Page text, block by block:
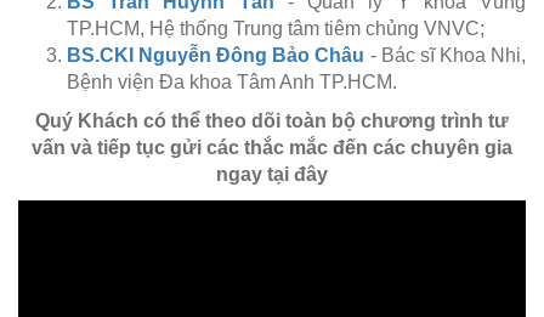
TP.HCM, Hệ thống Trung tâm tiêm chủng VNVC;
BS.CKI Nguyễn Đông Bảo Châu - Bác sĩ Khoa Nhi,
Bệnh viện Đa khoa Tâm Anh TP.HCM.
Quý Khách có thể theo dõi toàn bộ chương trình tư
vấn và tiếp tục gửi các thắc mắc đến các chuyên gia
ngay tại đây